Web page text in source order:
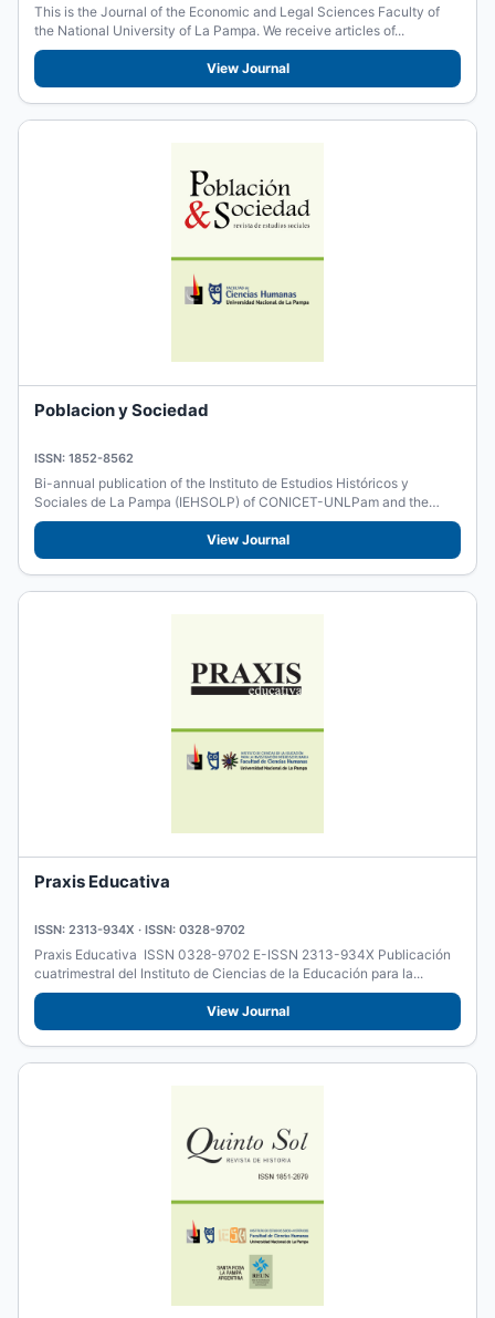
This is the Journal of the Economic and Legal Sciences Faculty of
the National University of La Pampa. We receive articles of...
View Journal
Poblacion y Sociedad
ISSN: 1852-8562
Bi-annual publication of the Instituto de Estudios Históricos y
Sociales de La Pampa (IEHSOLP) of CONICET-UNLPam and the
Faculty of...
View Journal
Praxis Educativa
ISSN: 2313-934X · ISSN: 0328-9702
Praxis Educativa ISSN 0328-9702 E-ISSN 2313-934X Publicación
cuatrimestral del Instituto de Ciencias de la Educación para la...
View Journal